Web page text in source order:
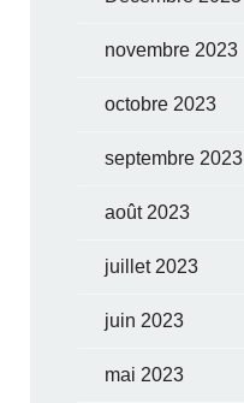
novembre 2023
octobre 2023
septembre 2023
août 2023
juillet 2023
juin 2023
mai 2023